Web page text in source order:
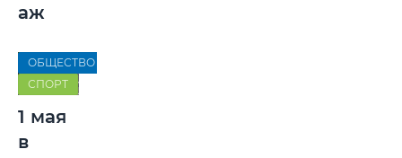
аж
ОБЩЕСТВО
СПОРТ
1 мая
в